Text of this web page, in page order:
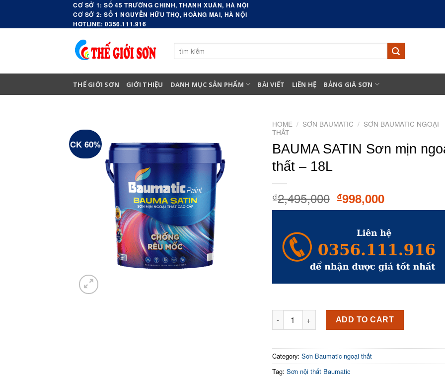
content
CƠ SỞ 1: SỐ 45 TRƯỜNG CHINH, THANH XUÂN, HÀ NỘI
CƠ SỞ 2: SỐ 1 NGUYỄN HỮU THỌ, HOÀNG MAI, HÀ NỘI
HOTLINE: 0356.111.916
Search
for:
THẾ GIỚI SƠN GIỚI THIỆU DANH MỤC SẢN PHẨM BÀI VIẾT LIÊN HỆ BẢNG GIÁ SƠN
CK 60%
HOME / SƠN BAUMATIC / SƠN BAUMATIC NGOẠI
THẤT
BAUMA SATIN Sơn mịn
thất – 18L
₫2,495,000 Original
price
₫2,495,000.
₫998,000Current
price
₫998,000.
BAUMA SATIN Sơn mịn ngoại thất - 18L quantity
ADD TO CART
Category: Sơn Baumatic ngoại thất
Tag: Sơn nội thất Baumatic